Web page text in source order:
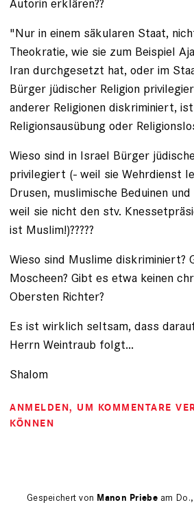
Autorin erklären??
"Nur in einem säkularen Staat,
Theokratie, wie sie zum Beispiel
Iran durchgesetzt hat, oder im
Bürger jüdischer Religion
anderer Religionen diskriminiert,
Religionsausübung oder
Wieso sind in Israel Bürger
privilegiert (- weil sie Wehrdienst
Drusen, muslimische Beduinen
weil sie nicht den stv.
ist Muslim!)?????
Wieso sind Muslime diskriminiert?
Moscheen? Gibt es etwa keinen
Obersten Richter?
Es ist wirklich seltsam, dass
Herrn Weintraub folgt...
Shalom
ANMELDEN, UM KOMMENTARE
KÖNNEN
Gespeichert von Manon Priebeam Do.,